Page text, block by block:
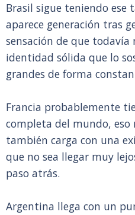
Brasil sigue teniendo ese
aparece generación tras
sensación de que
identidad sólida que lo
grandes de forma
Francia probablemente
completa del mundo, eso
también carga con una
que no sea llegar muy
paso atrás.
Argentina llega con un